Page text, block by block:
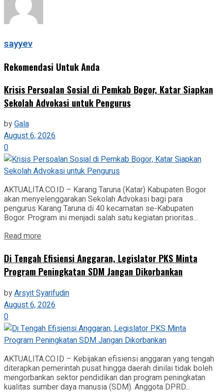
sayyev
Rekomendasi Untuk Anda
Krisis Persoalan Sosial di Pemkab Bogor, Katar Siapkan
Sekolah Advokasi untuk Pengurus
byGala
August 6, 2026
0
AKTUALITA.CO.ID – Karang Taruna (Katar) Kabupaten Bogor
akan menyelenggarakan Sekolah Advokasi bagi para
pengurus Karang Taruna di 40 kecamatan se-Kabupaten
Bogor. Program ini menjadi salah satu kegiatan prioritas...
Read more
Di Tengah Efisiensi Anggaran, Legislator PKS Minta
Program Peningkatan SDM Jangan Dikorbankan
byArsyit Syarifudin
August 6, 2026
0
AKTUALITA.CO.ID – Kebijakan efisiensi anggaran yang tengah
diterapkan pemerintah pusat hingga daerah dinilai tidak boleh
mengorbankan sektor pendidikan dan program peningkatan
kualitas sumber daya manusia (SDM). Anggota DPRD...